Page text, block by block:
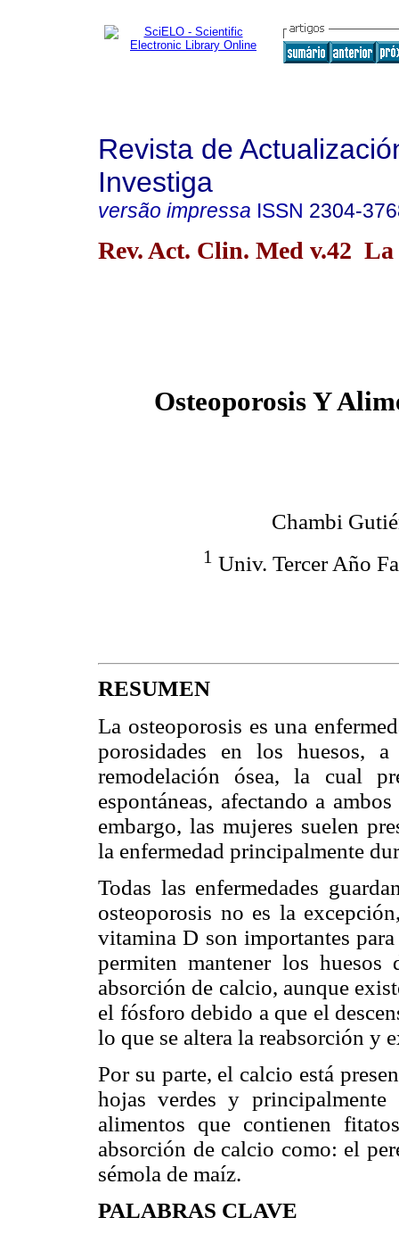
Revista de
Investiga
versão impressa ISSN 2304-
Rev. Act. Clin. Med v.42 La
Osteoporosis Y
Chambi
1 Univ. Tercer Año
RESUMEN
La osteoporosis es una
porosidades en los huesos,
remodelación ósea, la cual
espontáneas, afectando a
embargo, las mujeres suelen
la enfermedad principalmente
Todas las enfermedades
osteoporosis no es la
vitamina D son importantes
permiten mantener los
absorción de calcio, aunque
el fósforo debido a que el
lo que se altera la reabsorción y
Por su parte, el calcio está
hojas verdes y
alimentos que contienen
absorción de calcio como: el
sémola de maíz.
PALABRAS CLAVE